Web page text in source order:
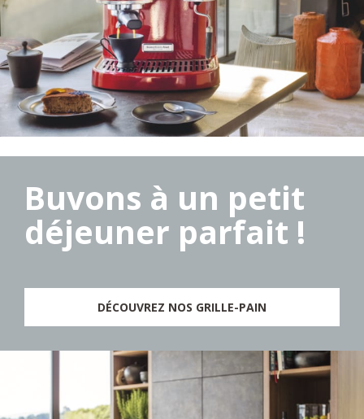
Buvons à un petit
déjeuner parfait !
DÉCOUVREZ NOS GRILLE-PAIN